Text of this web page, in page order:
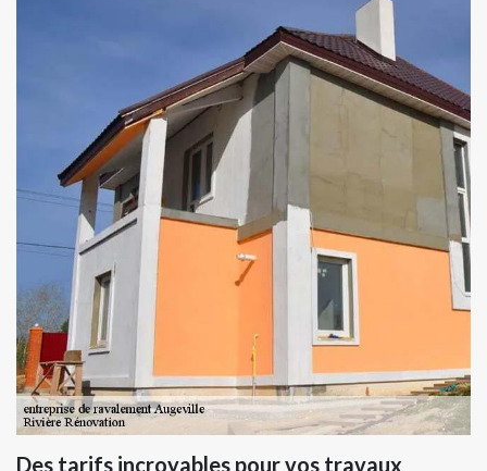
Des tarifs incroyables pour vos travaux